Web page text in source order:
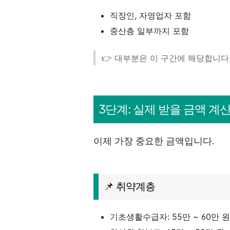
직장인, 자영업자 포함
중산층 일부까지 포함
👉 대부분은 이 구간에 해당합니
3단계: 실제 받을 금액 계
이제 가장 중요한 금액입니다.
📌 취약계층
기초생활수급자: 55만 ~ 60만 원